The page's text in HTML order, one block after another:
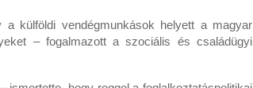
külföldi vendégmunkások helyett a magyar
– fogalmazott a szociális és családügyi